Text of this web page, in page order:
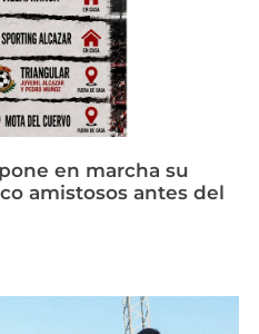
en marcha su
amistosos antes del